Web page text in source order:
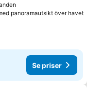
panoramautsikt över havet
Se priser